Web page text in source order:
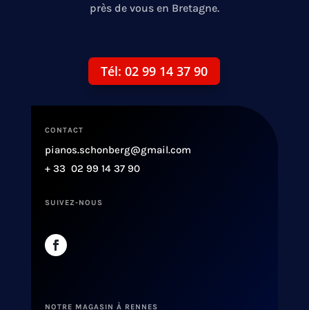
près de vous en Bretagne.
Tél: 02 99 14 37 90
CONTACT
pianos.schonberg@gmail.com
+ 33 02 99 14 37 90
SUIVEZ-NOUS
NOTRE MAGASIN À RENNES